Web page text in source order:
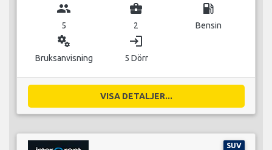
group
5
business_center
2
local_gas_station
Bensin
miscellaneous_services
Bruksanvisning
login
5 Dörr
VISA DETALJER...
SUV